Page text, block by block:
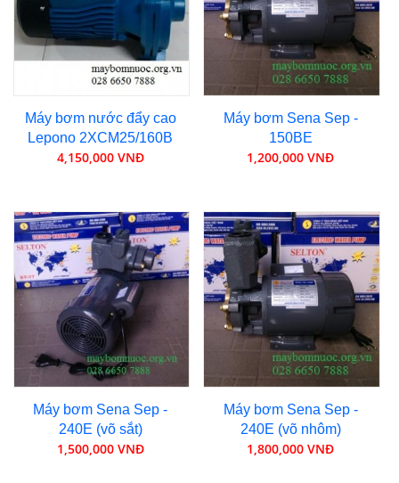
Máy bơm nước đẩy cao
Lepono 2XCM25/160B
4,150,000 VNĐ
Máy bơm Sena Sep -
150BE
1,200,000 VNĐ
Máy bơm Sena Sep -
240E (võ sắt)
1,500,000 VNĐ
Máy bơm Sena Sep -
240E (võ nhôm)
1,800,000 VNĐ